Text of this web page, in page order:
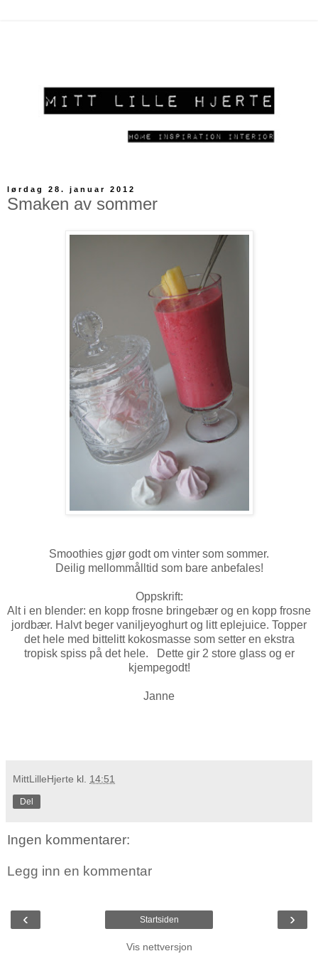
lørdag 28. januar 2012
Smaken av sommer
Smoothies gjør godt om vinter som sommer.
Deilig mellommålltid som bare anbefales!
Oppskrift:
Alt i en blender: en kopp frosne bringebær og en kopp frosne
jordbær. Halvt beger vaniljeyoghurt og litt eplejuice. Topper
det hele med bittelitt kokosmasse som setter en ekstra
tropisk spiss på det hele. Dette gir 2 store glass og er
kjempegodt!
Janne
MittLilleHjerte kl. 14:51
Del
Ingen kommentarer:
Legg inn en kommentar
‹ ›
Startsiden
Vis nettversjon